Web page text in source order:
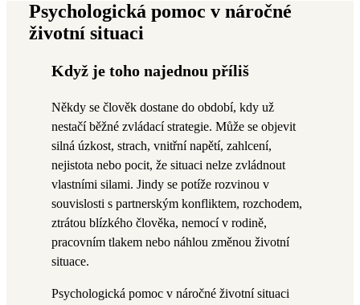
Psychologická pomoc v náročné
životní situaci
Když je toho najednou příliš
Někdy se člověk dostane do období, kdy už
nestačí běžné zvládací strategie. Může se objevit
silná úzkost, strach, vnitřní napětí, zahlcení,
nejistota nebo pocit, že situaci nelze zvládnout
vlastními silami. Jindy se potíže rozvinou v
souvislosti s partnerským konfliktem, rozchodem,
ztrátou blízkého člověka, nemocí v rodině,
pracovním tlakem nebo náhlou změnou životní
situace.
Psychologická pomoc v náročné životní situaci